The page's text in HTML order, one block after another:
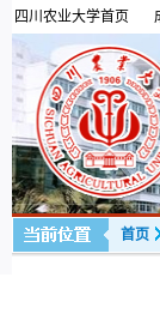
四川农业大学首页
首页